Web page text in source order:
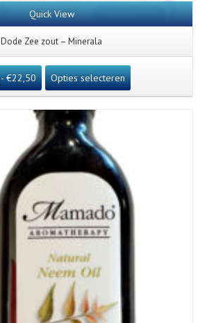
Quick View
Dode Zee zout – Minerala
- €22,50 Opties selecteren
Details